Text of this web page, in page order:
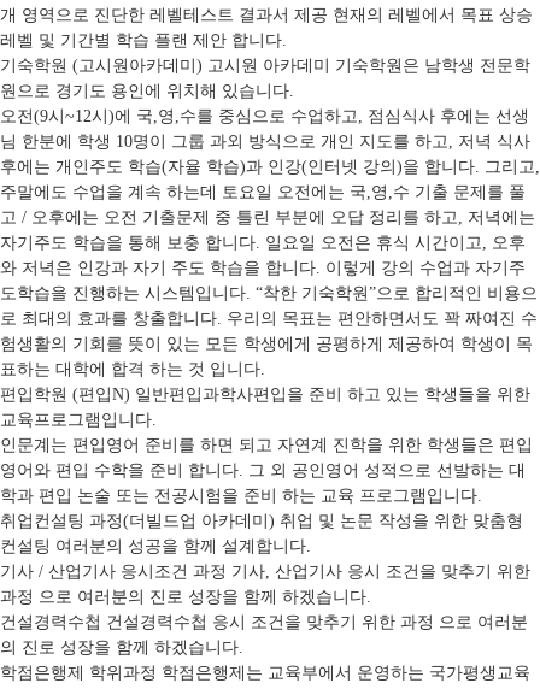
개 영역으로 진단한 레벨테스트 결과서 제공 현재의 레벨에서 목표 상승
레벨 및 기간별 학습 플랜 제안 합니다.
기숙학원 (고시원아카데미) 고시원 아카데미 기숙학원은 남학생 전문학
원으로 경기도 용인에 위치해 있습니다.
오전(9시~12시)에 국,영,수를 중심으로 수업하고, 점심식사 후에는 선생
님 한분에 학생 10명이 그룹 과외 방식으로 개인 지도를 하고, 저녁 식사
후에는 개인주도 학습(자율 학습)과 인강(인터넷 강의)을 합니다. 그리고,
주말에도 수업을 계속 하는데 토요일 오전에는 국,영,수 기출 문제를 풀
고 / 오후에는 오전 기출문제 중 틀린 부분에 오답 정리를 하고, 저녁에는
자기주도 학습을 통해 보충 합니다. 일요일 오전은 휴식 시간이고, 오후
와 저녁은 인강과 자기 주도 학습을 합니다. 이렇게 강의 수업과 자기주
도학습을 진행하는 시스템입니다. “착한 기숙학원”으로 합리적인 비용으
로 최대의 효과를 창출합니다. 우리의 목표는 편안하면서도 꽉 짜여진 수
험생활의 기회를 뜻이 있는 모든 학생에게 공평하게 제공하여 학생이 목
표하는 대학에 합격 하는 것 입니다.
편입학원 (편입N) 일반편입과학사편입을 준비 하고 있는 학생들을 위한
교육프로그램입니다.
인문계는 편입영어 준비를 하면 되고 자연계 진학을 위한 학생들은 편입
영어와 편입 수학을 준비 합니다. 그 외 공인영어 성적으로 선발하는 대
학과 편입 논술 또는 전공시험을 준비 하는 교육 프로그램입니다.
취업컨설팅 과정(더빌드업 아카데미) 취업 및 논문 작성을 위한 맞춤형
컨설팅 여러분의 성공을 함께 설계합니다.
기사 / 산업기사 응시조건 과정 기사, 산업기사 응시 조건을 맞추기 위한
과정 으로 여러분의 진로 성장을 함께 하겠습니다.
건설경력수첩 건설경력수첩 응시 조건을 맞추기 위한 과정 으로 여러분
의 진로 성장을 함께 하겠습니다.
학점은행제 학위과정 학점은행제는 교육부에서 운영하는 국가평생교육